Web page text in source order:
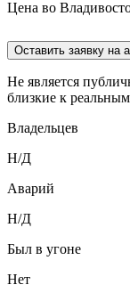
Цена во
Оставить заявку на
Не является
близкие к
Владельцев
Н/Д
Аварий
Н/Д
Был в угоне
Нет